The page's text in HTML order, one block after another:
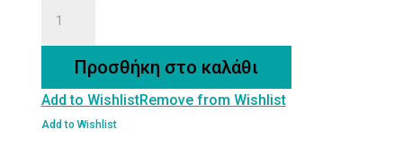
ποσότηταΠροσθήκη στο καλάθι
Add to WishlistRemove from Wishlist
Add to Wishlist